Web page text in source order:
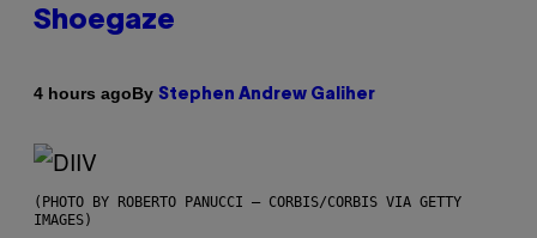
Shoegaze
4 hours agoBy Stephen Andrew Galiher
(PHOTO BY ROBERTO PANUCCI – CORBIS/CORBIS VIA GETTY
IMAGES)